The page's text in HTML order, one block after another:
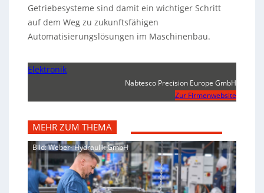
Getriebesysteme sind damit ein wichtiger Schritt
auf dem Weg zu zukunftsfähigen
Automatisierungslösungen im Maschinenbau.
Elektronik
Nabtesco Precision Europe GmbH
Zur Firmenwebsite
MEHR ZUM THEMA
Bild: Weber- Hydraulik GmbH